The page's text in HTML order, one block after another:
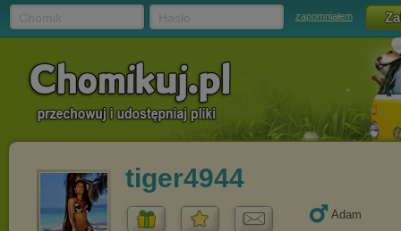
zapomniałem
tiger4944
Adam